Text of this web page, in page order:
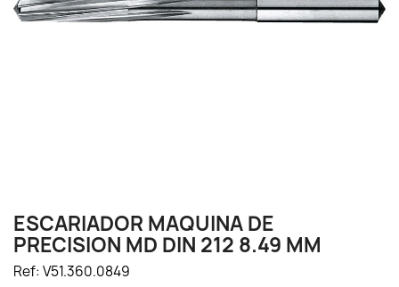
ESCARIADOR MAQUINA DE
PRECISION MD DIN 212 8.49 MM
Ref: V51.360.0849